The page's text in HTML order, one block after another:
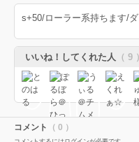
s+50/ローラー系持ちます/
いいね！してくれた人 （ 9 ）
コメント （ 0 ）